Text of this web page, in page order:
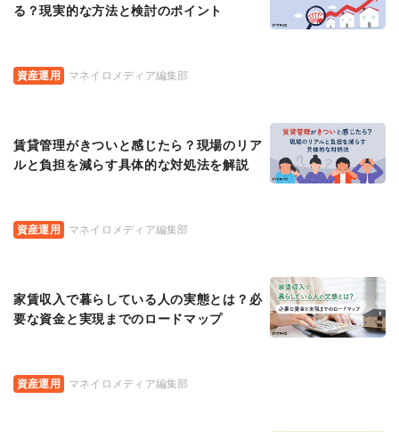
資産運用 マネイロメディア編集部
る？現実的な方法と検討のポイント
資産運用 マネイロメディア編集部
賃貸管理がきついと感じたら？現場のリア
ルと負担を減らす具体的な対処法を解説
資産運用 マネイロメディア編集部
家賃収入で暮らしている人の実態とは？必
要な資金と実現までのロードマップ